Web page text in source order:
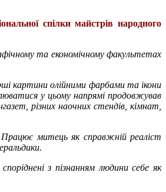
спілки майстрів народного
та економічному факультетах
картини олійними фарбами та ікони
у цьому напрямі продовжував
різних наочних стендів, кімнат,
митець як справжній реаліст
з пізнанням людини себе як